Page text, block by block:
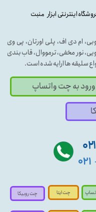
اینترنتی ابزار منبت
ام دی اف، پلی اورتان، پی وی
نور مخفی، ترمووال، قاب بندی
سلیقه ها ارایه شده است.
ورود به چت واتساپ
۰۲۱
چت ایتا چت روبیکا